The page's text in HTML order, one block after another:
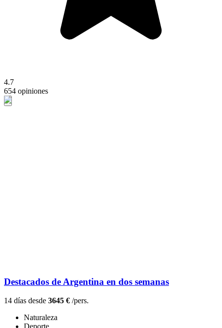
4.7
654 opiniones
Destacados de Argentina en dos semanas
14 días desde 3645 € /pers.
Naturaleza